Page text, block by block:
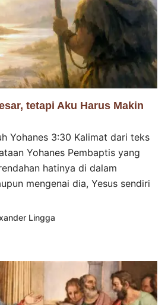
tetapi Aku Harus Makin
Yohanes 3:30 Kalimat dari teks
Yohanes Pembaptis yang
hatinya di dalam
mengenai dia, Yesus sendiri
Lingga